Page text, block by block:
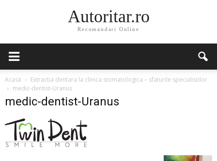
Autoritar.ro
Recomandari Online
Acasă
Extractia dentara la clinica stomatologica – sfaturile specialistilor
medic-dentist-Uranus
medic-dentist-Uranus